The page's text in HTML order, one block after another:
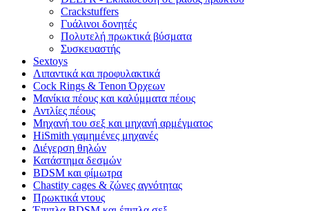
Crackstuffers
Γυάλινοι δονητές
Πολυτελή πρωκτικά βύσματα
Συσκευαστής
Sextoys
Λιπαντικά και προφυλακτικά
Cock Rings & Tenon Όρχεων
Μανίκια πέους και καλύμματα πέους
Αντλίες πέους
Μηχανή του σεξ και μηχανή αρμέγματος
HiSmith γαμημένες μηχανές
Διέγερση θηλών
Κατάστημα δεσμών
BDSM και φίμωτρα
Chastity cages & ζώνες αγνότητας
Πρωκτικά ντους